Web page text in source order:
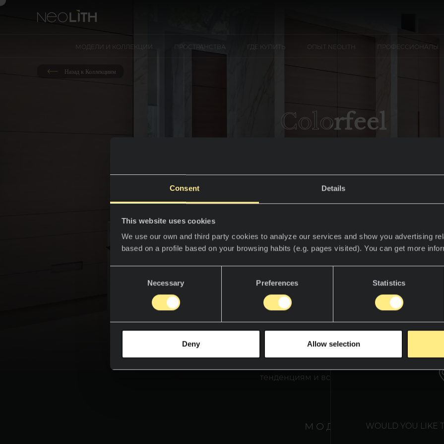
Consent Details
This website uses cookies
We use our own and third party cookies to analyze our services and show you advertising
based on a profile based on your browsing habits (e.g. pages visited). You can get more
Necessary Preferences Statistics
Deny Allow selection
МОДЕЛИ И КОЛЛЕКЦИИ ПРОСТРАНСТВА ГДЕ КУПИТЬ ОПЫТ NEOLITH ПРОФЕССИОНАЛЫ
WOULD YOU LIKE
Colorfeel
Мягкие цвета,
создающие гармонию.
Какого цвета луна или дым? Откройте для себя
гармонию коллекции, которая вызывает ощущения
органично сочетается с любыми архитектурными
универсальность позволит вам создать собственный мир в
тенденциям и всегда дополняет их.
М О Д Е Л И
Назад к Коллекциям